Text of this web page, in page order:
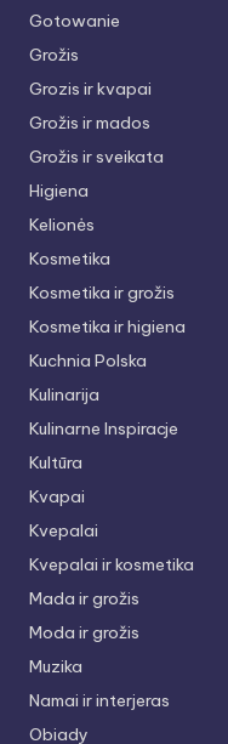
Gotowanie
Grožis
Grozis ir kvapai
Grožis ir mados
Grožis ir sveikata
Higiena
Kelionės
Kosmetika
Kosmetika ir grožis
Kosmetika ir higiena
Kuchnia Polska
Kulinarija
Kulinarne Inspiracje
Kultūra
Kvapai
Kvepalai
Kvepalai ir kosmetika
Mada ir grožis
Moda ir grožis
Muzika
Namai ir interjeras
Obiady